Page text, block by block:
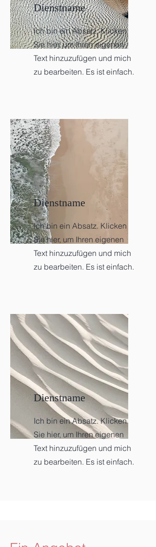
Dienstname
Ich bin ein Absatz. Klicken
Sie hier, um Ihren eigenen
Text hinzuzufügen und mich
zu bearbeiten. Es ist einfach.
Dienstname
Ich bin ein Absatz. Klicken
Sie hier, um Ihren eigenen
Text hinzuzufügen und mich
zu bearbeiten. Es ist einfach.
Dienstname
Ich bin ein Absatz. Klicken
Sie hier, um Ihren eigenen
Text hinzuzufügen und mich
zu bearbeiten. Es ist einfach.